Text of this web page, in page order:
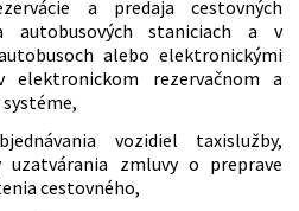
a predaja cestovných
autobusových staniciach a v
alebo elektronickými
elektronickom rezervačnom a
vozidiel taxislužby,
uzatvárania zmluvy o preprave
cestovného,